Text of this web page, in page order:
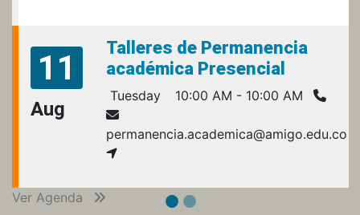
11
Aug
Talleres de Permanencia
académica Presencial
Tuesday 10:00 AM - 10:00 AM
permanencia.academica@amigo.edu.co
Ver Agenda